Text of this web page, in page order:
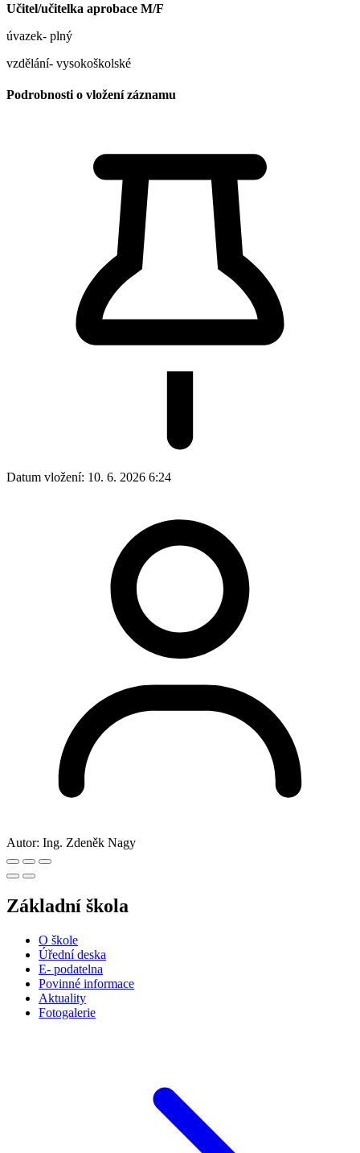
Učitel/učitelka aprobace M/F
úvazek- plný
vzdělání- vysokoškolské
Podrobnosti o vložení záznamu
Datum vložení: 10. 6. 2026 6:24
Autor: Ing. Zdeněk Nagy
Základní škola
O škole
Úřední deska
E- podatelna
Povinné informace
Aktuality
Fotogalerie